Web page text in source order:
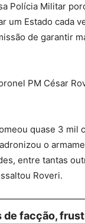
Polícia Militar
um Estado cada
de garantir
PM César
quase 3
o
entre tantas
Roveri.
facção,